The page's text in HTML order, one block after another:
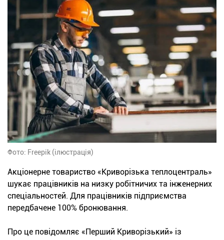
Фото: Freepik (ілюстрація)
Акціонерне товариство «Криворізька теплоцентраль»
шукає працівників на низку робітничих та інженерних
спеціальностей. Для працівників підприємства
передбачене 100% бронювання.
Про це повідомляє «Перший Криворізький» із